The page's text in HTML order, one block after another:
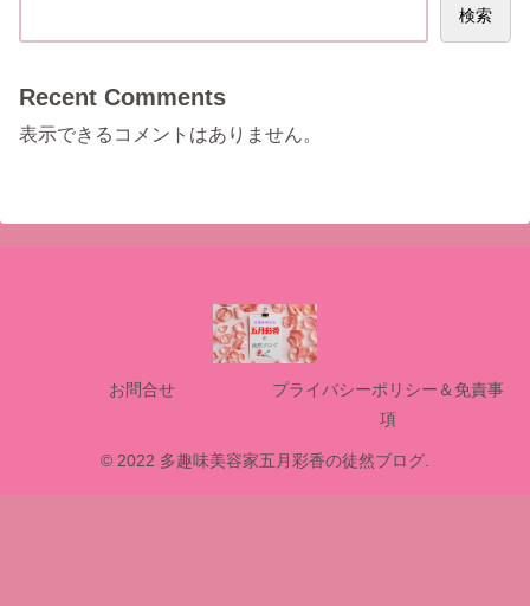
検索
Recent Comments
表示できるコメントはありません。
お問合せ
プライバシーポリシー＆免責事
項
© 2022 多趣味美容家五月彩香の徒然ブログ.